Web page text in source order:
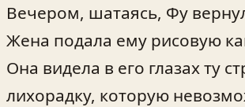
Вечером, шатаясь, Фу
Жена подала ему рисовую
Она видела в его глазах ту
лихорадку, которую